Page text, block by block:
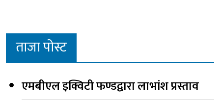
ताजा पोस्ट
एमबीएल इक्विटी फण्डद्वारा लाभांश प्रस्ताव